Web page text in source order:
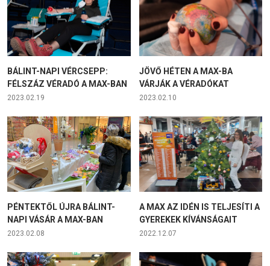
BÁLINT-NAPI VÉRCSEPP:
FÉLSZÁZ VÉRADÓ A MAX-BAN
2023.02.19
JÖVŐ HÉTEN A MAX-BA
VÁRJÁK A VÉRADÓKAT
2023.02.10
PÉNTEKTŐL ÚJRA BÁLINT-
NAPI VÁSÁR A MAX-BAN
2023.02.08
A MAX AZ IDÉN IS TELJESÍTI A
GYEREKEK KÍVÁNSÁGAIT
2022.12.07